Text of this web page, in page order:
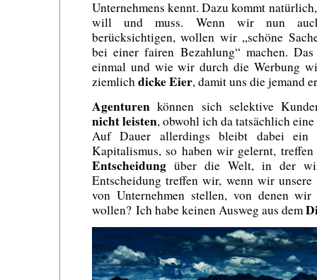
Unternehmens kennt. Dazu kommt
will und muss. Wenn wir nun
berücksichtigen, wollen wir „schöne
bei einer fairen Bezahlung“ machen.
einmal und wie wir durch die Werbung
ziemlichdicke Eier, damit uns die jemand
Agenturen können sich selektive
nicht leisten, obwohl ich da tatsächlich
Auf Dauer allerdings bleibt dabei ein
Kapitalismus, so haben wir gelernt,
Entscheidung über die Welt, in der
Entscheidung treffen wir, wenn wir
von Unternehmen stellen, von denen
wollen? Ich habe keinen Ausweg aus dem